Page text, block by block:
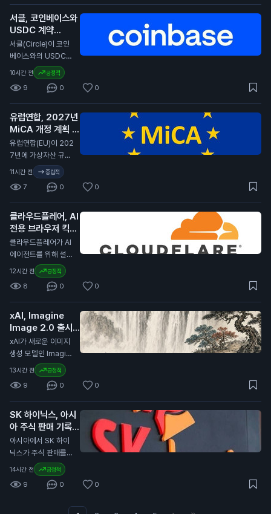
화폐가 다른 자산에
비해 큰 손실을 겪었
다고 전합니다. 특히,
경제 상황이 어려워지
면서 암호화폐의 투자
매력이 줄어들고 있습
니다. 전문가들은 암
호화폐의 변동성이 커
진 이유로 경제 불안
정을 지적하고 있습니
다. 일반 투자자에게
이 소식은 암호화폐
투자에 대한 신뢰가
미합니다. 이는 향후
암호화폐 가격에 부정
있습니다.
서클, 코인베이스와
USDC 계약
2029년까지 연장
N
서클(Circle)이 코인
베이스와의 USDC
스테이블코인 계약을
2029년까지 연장했
습니다. 이번 계약 연
장은 서클이 코인베이
스 플랫폼에서 USD
C의 중심 역할을 계속
유지할 수 있게 합니
다. 서클은 분기 배당
금을 포기하고, 제품
개발과 성장 기회에
재투자하기로 결정했
습니다. 서클은 지난
분기 동안 7억 1천만
달러(약 9천 5백억
원)의 수익을 기록했
습니다. 이는 전년 대
니다. USDC의 유통
량은 전년 대비 19%
러(약 99조 원)에 달
했습니다. 코인베이스
는 이 유통량의 약 3
0%를 보유하고 있습
니다. 이번 계약 연장
은 일반 투자자에게
중요한 의미를 가집니
는 만큼, 향후 USDC
의 안정성과 유통량
증가가 기대됩니다.
이는 투자자들의 자산
가치에도 긍정적인 영
향을 미칠 수 있습니
10시간 전 긍정적
9 0 0
유럽연합, 2027년
MiCA 개정 계획 발
표
N
유럽연합(EU)이 202
7년에 가상자산 규제
법안인 MiCA(가상자
산 시장 규제)를 개정
할 계획이라고 발표했
습니다. 이 개정안은
비EU 국가의 가상자
산 발행자, 스테이블
코인, 토큰화된 결제
방식을 다룰 예정입니
다. MiCA는 유럽 내
가상자산 시장의 규제
를 강화하기 위해 제
정된 법안입니다. 이
번 개정은 글로벌 가
상자산 시장의 변화에
대응하기 위한 것으
로, 특히 유럽 외부의
발행자와 관련된 규제
를 포함합니다. 이는
유럽 내 가상자산 사
높이기 위한 노력으로
해석됩니다. 이번 발
표는 일반 투자자에게
중요합니다. 유럽의
규제가 강화되면 스테
이블코인과 같은 가상
자산의 사용에 영향을
라서 투자자들은 이러
11시간 전 중립적
7 0 0
클라우드플레어, AI
전용 브라우저 킥서
프 출시
N
클라우드플레어가 AI
에이전트를 위해 설계
된 브라우저 킥서프(K
itesurf)를 출시했습
니다. 이 브라우저는
클라우드플레어의 서
버리스 플랫폼인 워커
스(Workers) 위에서
작동합니다. 킥서프는
현재 베타 버전으로
무료로 제공됩니다.
클라우드플레어는 킥
서프를 단 12주 만에
개발했습니다. 이 브
라우저는 AI 에이전트
가 웹을 더 효율적으
로 탐색하도록 돕습니
다. 기존의 크롬 브라
파워를 사용하여 비용
을 절감할 수 있습니
프를 사용해 웹사이트
12시간 전 긍정적
8 0 0
xAI, Imagine
Image 2.0 출시
발표
N
xAI가 새로운 이미지
생성 모델인 Imagin
e Image 2.0을 출시
했습니다. 이 모델은
Grok 웹사이트와 iO
S 및 Android 앱에서
사용할 수 있습니다.
사용자는 보다 정밀한
이미지 편집과 템플릿
기능을 이용할 수 있
습니다. Imagine Im
age 2.0은 디자인,
사진, 일러스트레이션
13시간 전 긍정적
9 0 0
SK 하이닉스, 아시
아 주식 판매 기록
경신 주도
N
아시아에서 SK 하이
닉스가 주식 판매를
이끌며 7월에 830억
달러(약 11조 1,000억
원) 이상의 자금을 모
14시간 전 긍정적
9 0 0